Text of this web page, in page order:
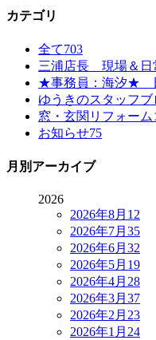
カテゴリ
全て703
三浦店長 現場＆日
★事務員：海汐★
ゆうきのスタッフブ
窓・玄関リフォーム
お知らせ75
月別アーカイブ
2026
2026年8月 12
2026年7月 35
2026年6月 32
2026年5月 19
2026年4月 28
2026年3月 37
2026年2月 23
2026年1月 24